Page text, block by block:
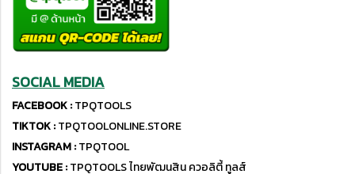
SOCIAL MEDIA
FACEBOOK :TPQTOOLS
TIKTOK :TPQTOOLONLINE.STORE
INSTAGRAM :TPQTOOL
YOUTUBE :TPQTOOLS ไทยพัฒนสิน ควอลิตี้ ทูลส์